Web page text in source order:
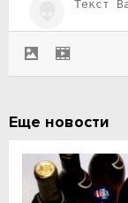
Еще новости